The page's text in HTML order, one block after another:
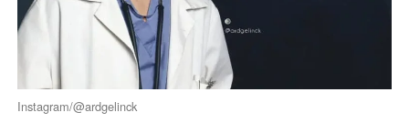
Instagram/@ardgelinck